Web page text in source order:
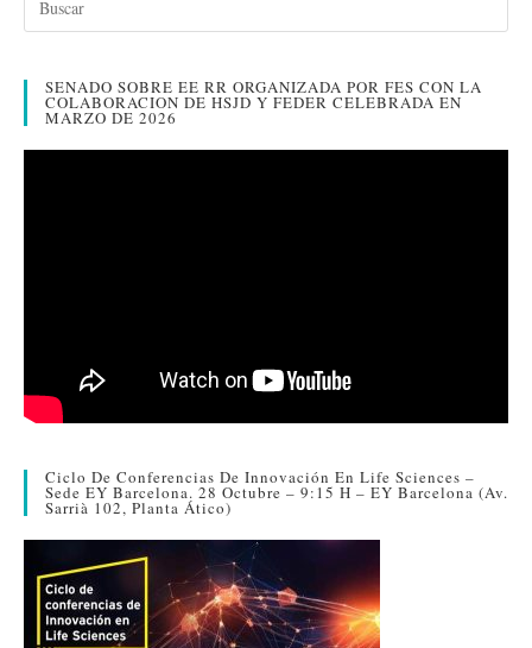
okr In pa
r
SENADO SOBRE EE RR ORGANIZADA POR FES CON LA
COLABORACION DE HSJD Y FEDER CELEBRADA EN
MARZO DE 2026
Ciclo De Conferencias De Innovación En Life Sciences –
Sede EY Barcelona. 28 Octubre – 9:15 H – EY Barcelona (Av.
Sarrià 102, Planta Ático)